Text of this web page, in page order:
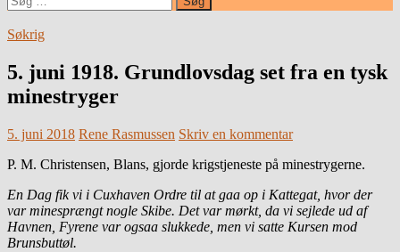
efter:
Søkrig
5. juni 1918. Grundlovsdag set fra en tysk
minestryger
5. juni 2018 Rene Rasmussen Skriv en kommentar
P. M. Christensen, Blans, gjorde krigstjeneste på minestrygerne.
En Dag fik vi i Cuxhaven Ordre til at gaa op i Kattegat, hvor der
var minesprængt nogle Skibe. Det var mørkt, da vi sejlede ud af
Havnen, Fyrene var ogsaa slukkede, men vi satte Kursen mod
Brunsbuttøl.